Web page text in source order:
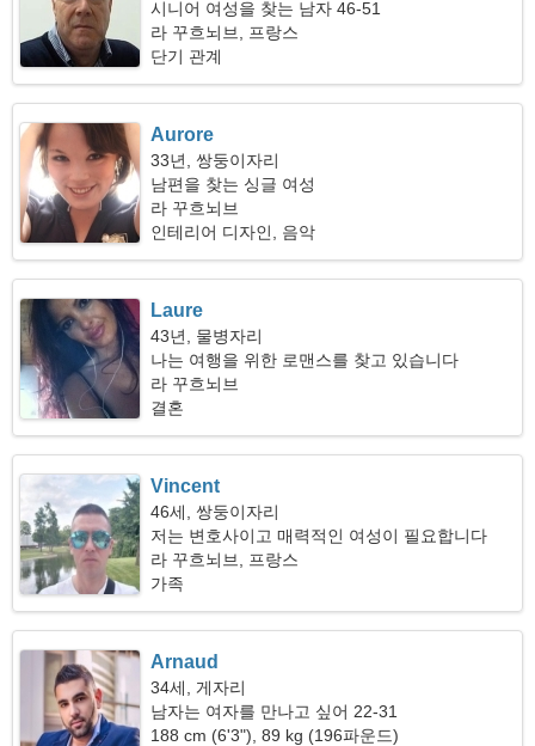
시니어 여성을 찾는 남자 46-51
라 꾸흐뇌브, 프랑스
단기 관계
Aurore
33년, 쌍둥이자리
남편을 찾는 싱글 여성
라 꾸흐뇌브
인테리어 디자인, 음악
Laure
43년, 물병자리
나는 여행을 위한 로맨스를 찾고 있습니다
라 꾸흐뇌브
결혼
Vincent
46세, 쌍둥이자리
저는 변호사이고 매력적인 여성이 필요합니다
라 꾸흐뇌브, 프랑스
가족
Arnaud
34세, 게자리
남자는 여자를 만나고 싶어 22-31
188 cm (6'3"), 89 kg (196파운드)